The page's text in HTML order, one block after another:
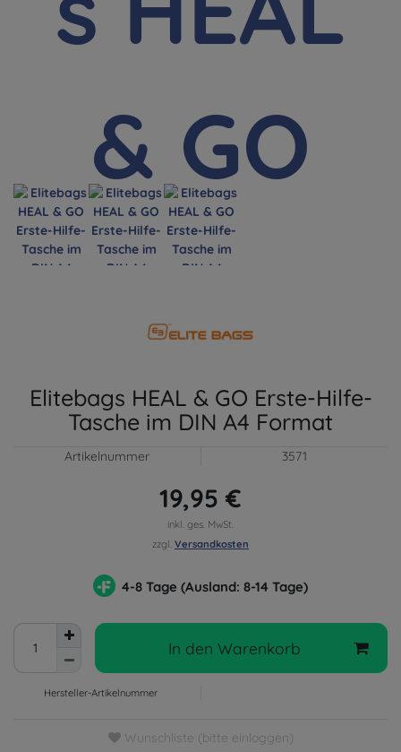
Elitebags HEAL & GO Erste-Hilfe-
Tasche im DIN A4 Format
Artikelnummer 3571
19,95 €
inkl. ges. MwSt.
zzgl. Versandkosten
4-8 Tage (Ausland: 8-14 Tage)
In den Warenkorb
Hersteller-Artikelnummer
Wunschliste (bitte einloggen)